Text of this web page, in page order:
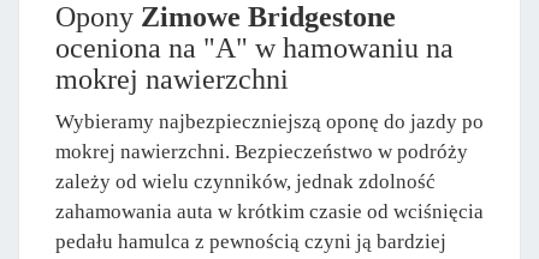
Opony Zimowe Bridgestone
oceniona na "A" w hamowaniu na
mokrej nawierzchni
Wybieramy najbezpieczniejszą oponę do jazdy po
mokrej nawierzchni. Bezpieczeństwo w podróży
zależy od wielu czynników, jednak zdolność
zahamowania auta w krótkim czasie od wciśnięcia
pedału hamulca z pewnością czyni ją bardziej